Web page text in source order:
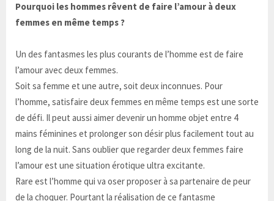
Pourquoi les hommes rêvent de faire l’amour à deux
femmes en même temps ?
Un des fantasmes les plus courants de l’homme est de faire
l’amour avec deux femmes.
Soit sa femme et une autre, soit deux inconnues. Pour
l’homme, satisfaire deux femmes en même temps est une sorte
de défi. Il peut aussi aimer devenir un homme objet entre 4
mains féminines et prolonger son désir plus facilement tout au
long de la nuit. Sans oublier que regarder deux femmes faire
l’amour est une situation érotique ultra excitante.
Rare est l’homme qui va oser proposer à sa partenaire de peur
de la choquer. Pourtant la réalisation de ce fantasme